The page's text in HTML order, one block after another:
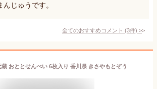
じゅうです。
全てのおすすめコメント (3件) >
蔵 おととせんべい 6枚入り 香川県 きさやもとぞう